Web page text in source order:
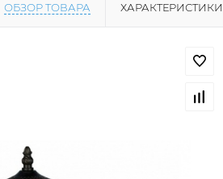
ОБЗОР ТОВАРА ХАРАКТЕРИСТИКИ